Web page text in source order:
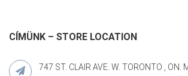
CÍMÜNK – STORE LOCATION
747 ST. CLAIR AVE. W. TORONTO , ON.